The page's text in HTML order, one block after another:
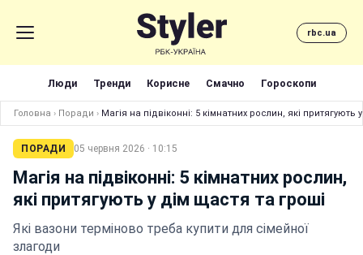
rbc.ua
Люди Тренди Корисне Смачно Гороскопи
Головна › Поради › Магія на підвіконні: 5 кімнатних рослин, які притягують
ПОРАДИ 05 червня 2026 · 10:15
Магія на підвіконні: 5 кімнатних рослин,
які притягують у дім щастя та гроші
Які вазони терміново треба купити для сімейної
злагоди